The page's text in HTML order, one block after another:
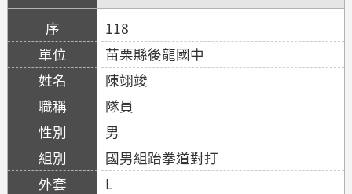
118
苗栗縣後龍國中
陳翊竣
隊員
男
國男組跆拳道對打
L